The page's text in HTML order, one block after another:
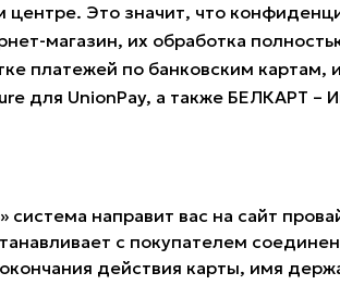
центре. Это значит, что
магазин, их обработка
платежей по банковским картам,
для UnionPay, а также БЕЛКАРТ
система направит вас на сайт
с покупателем
действия карты, имя